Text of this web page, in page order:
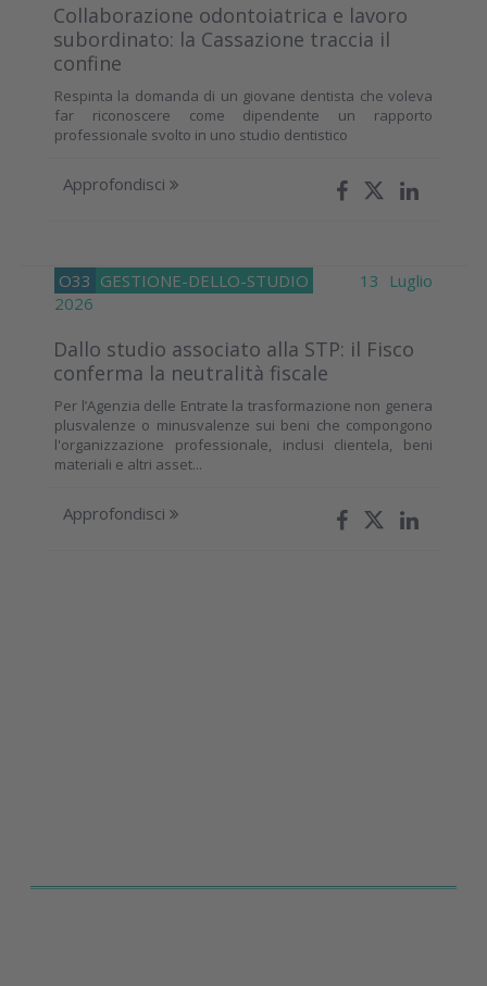
Collaborazione odontoiatrica e lavoro
subordinato: la Cassazione traccia il
confine
Respinta la domanda di un giovane dentista che voleva
far riconoscere come dipendente un rapporto
professionale svolto in uno studio dentistico
Approfondisci
O33 GESTIONE-DELLO-STUDIO
13 Luglio
2026
Dallo studio associato alla STP: il Fisco
conferma la neutralità fiscale
Per l’Agenzia delle Entrate la trasformazione non genera
plusvalenze o minusvalenze sui beni che compongono
l'organizzazione professionale, inclusi clientela, beni
materiali e altri asset...
Approfondisci